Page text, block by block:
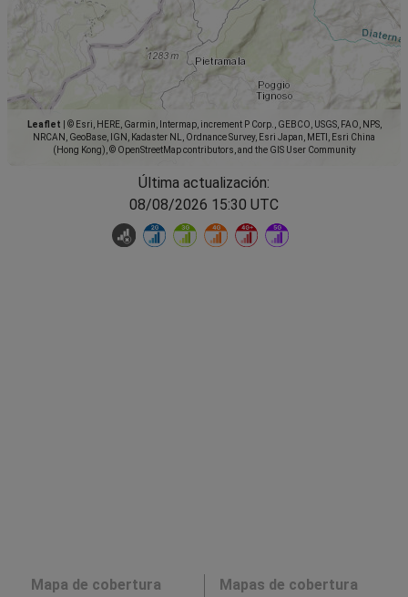
Leaflet
© Esri, HERE, Garmin, Intermap, increment P Corp., GEBCO, USGS, FAO, NPS,
NRCAN, GeoBase, IGN, Kadaster NL, Ordnance Survey, Esri Japan, METI, Esri China
(Hong Kong), © OpenStreetMap contributors, and the GIS User Community
Última actualización:
08/08/2026 15:30 UTC
Mapa de cobertura
Mapas de cobertura